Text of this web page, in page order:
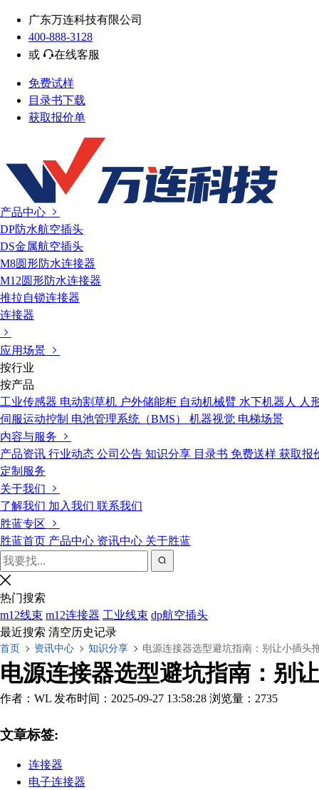
广东万连科技有限公司
400-888-3128
或
在线客服
免费试样
目录书下载
获取报价单
产品中心
DP防水航空插头
DS金属航空插头
M8圆形防水连接器
M12圆形防水连接器
推拉自锁连接器
连接器
应用场景
按行业
按产品
工业传感器 电动割草机 户外储能柜 自动机械臂 水下机器人
人
伺服运动控制 电池管理系统（BMS） 机器视觉 电梯场景
内容与服务
产品资讯 行业动态 公司公告 知识分享 目录书 免费送样 获取报
定制服务
关于我们
了解我们 加入我们 联系我们
胜蓝专区
胜蓝首页 产品中心 资讯中心 关于胜蓝
热门搜索
m12线束 m12连接器 工业线束 dp航空插头
最近搜索 清空历史记录
首页 资讯中心 知识分享 电源连接器选型避坑指南：别让小插头
电源连接器选型避坑指南：别
作者：WL 发布时间：2025-09-27 13:58:28 浏览量：2735
文章标签:
连接器
电子连接器